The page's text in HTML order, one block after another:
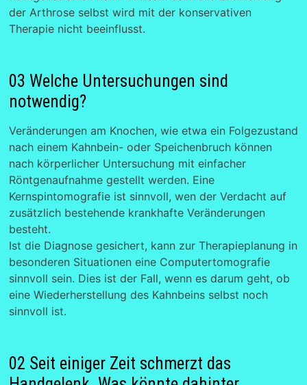
der Arthrose selbst wird mit der konservativen
Therapie nicht beeinflusst.
03 Welche Untersuchungen sind
notwendig?
Veränderungen am Knochen, wie etwa ein Folgezustand
nach einem Kahnbein- oder Speichenbruch können
nach körperlicher Untersuchung mit einfacher
Röntgenaufnahme gestellt werden. Eine
Kernspintomografie ist sinnvoll, wen der Verdacht auf
zusätzlich bestehende krankhafte Veränderungen
besteht.
Ist die Diagnose gesichert, kann zur Therapieplanung in
besonderen Situationen eine Computertomografie
sinnvoll sein. Dies ist der Fall, wenn es darum geht, ob
eine Wiederherstellung des Kahnbeins selbst noch
sinnvoll ist.
02 Seit einiger Zeit schmerzt das